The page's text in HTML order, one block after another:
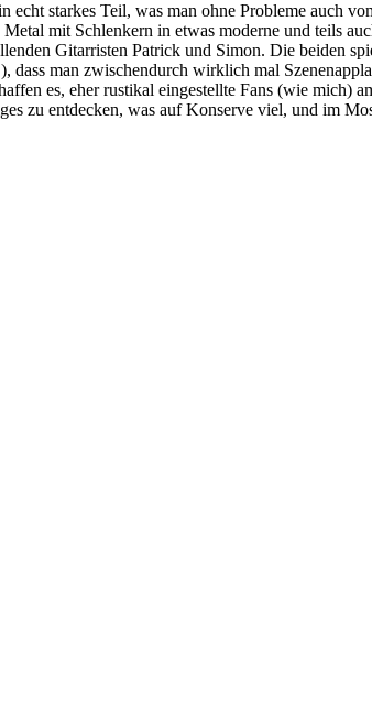
starkes Teil, was man ohne Probleme auch
mit Schlenkern in etwas moderne und teils
Gitarristen Patrick und Simon. Die beiden
man zwischendurch wirklich mal
es, eher rustikal eingestellte Fans (wie
zu entdecken, was auf Konserve viel, und im